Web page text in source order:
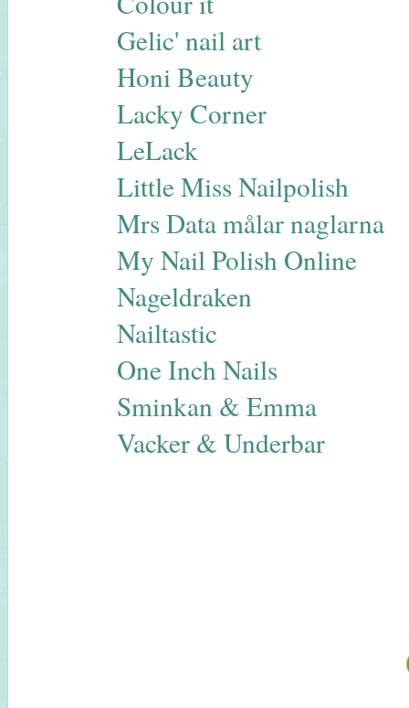
Gelic' nail art
Honi Beauty
Lacky Corner
LeLack
Little Miss Nailpolish
Mrs Data målar naglarna
My Nail Polish Online
Nageldraken
Nailtastic
One Inch Nails
Sminkan & Emma
Vacker & Underbar